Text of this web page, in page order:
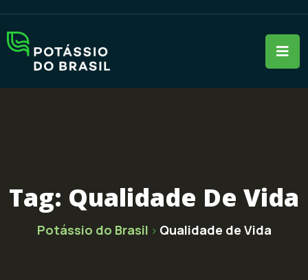
Tag: Qualidade De Vida
Potássio do Brasil > Qualidade de Vida